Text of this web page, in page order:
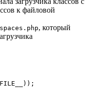
к файловой
, который